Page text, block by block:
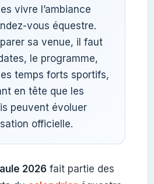
vivre l’ambiance
vous équestre.
sa venue, il faut
le programme,
temps forts sportifs,
en tête que les
peuvent évoluer
officielle.
2026fait partie des